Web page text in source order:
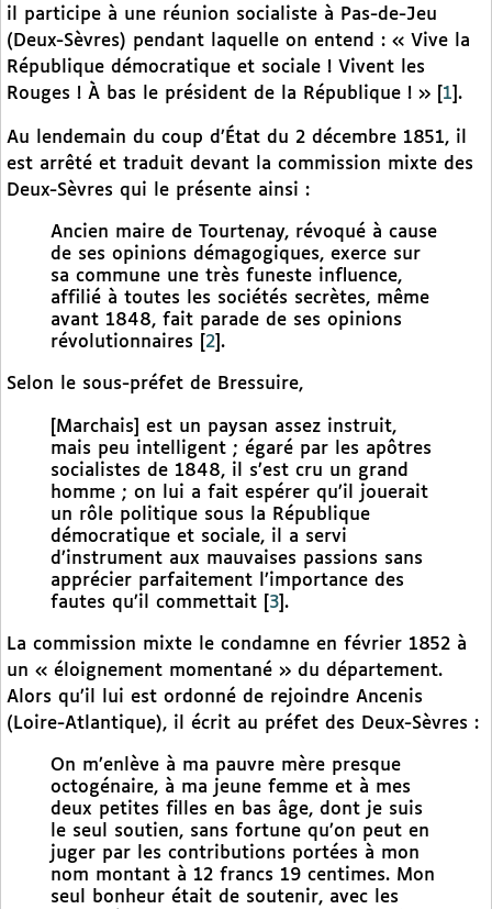
il participe à une réunion socialiste à Pas-de-Jeu
(Deux-Sèvres) pendant laquelle on entend : « Vive la
République démocratique et sociale ! Vivent les
Rouges ! À bas le président de la République ! »
1 .
Au lendemain du coup d’État du 2 décembre 1851, il
est arrêté et traduit devant la commission mixte des
Deux-Sèvres qui le présente ainsi :
Ancien maire de Tourtenay, révoqué à cause
de ses opinions démagogiques, exerce sur
sa commune une très funeste influence,
affilié à toutes les sociétés secrètes, même
avant 1848, fait parade de ses opinions
révolutionnaires
2 .
Selon le sous-préfet de Bressuire,
[Marchais] est un paysan assez instruit,
mais peu intelligent ; égaré par les apôtres
socialistes de 1848, il s’est cru un grand
homme ; on lui a fait espérer qu’il jouerait
un rôle politique sous la République
démocratique et sociale, il a servi
d’instrument aux mauvaises passions sans
apprécier parfaitement l’importance des
fautes qu’il commettait
3 .
La commission mixte le condamne en février 1852 à
un « éloignement momentané » du département.
Alors qu’il lui est ordonné de rejoindre Ancenis
(Loire-Atlantique), il écrit au préfet des Deux-Sèvres :
On m’enlève à ma pauvre mère presque
octogénaire, à ma jeune femme et à mes
deux petites filles en bas âge, dont je suis
le seul soutien, sans fortune qu’on peut en
juger par les contributions portées à mon
nom montant à 12 francs 19 centimes. Mon
seul bonheur était de soutenir, avec les